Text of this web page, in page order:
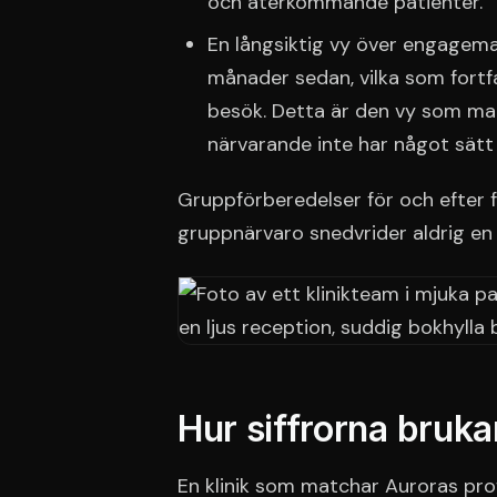
En långsiktig vy över
månader sedan, vilka som
besök. Detta är den vy som
närvarande inte har något
Gruppförberedelser för och efter
gruppnärvaro snedvrider aldrig
Hur siffrorna
En klinik som matchar Auroras